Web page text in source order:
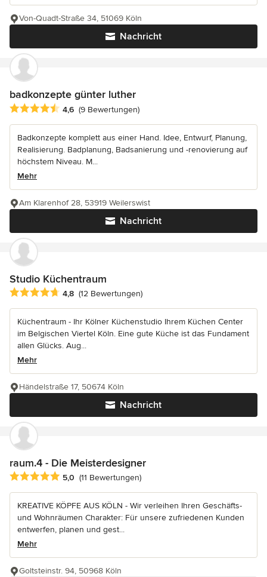
Nachricht
Von-Quadt-Straße 34, 51069 Köln
badkonzepte günter luther
Durchschnittliche Bewertung: 4.6 von 5 Sternen
4,6 (9 Bewertungen)
Badkonzepte komplett aus einer Hand. Idee, Entwurf, Planung,
Realisierung. Badplanung, Badsanierung und -renovierung auf
höchstem Niveau. M...
Mehr
Nachricht
Am Klarenhof 28, 53919 Weilerswist
Studio Küchentraum
Durchschnittliche Bewertung: 4.8 von 5 Sternen
4,8 (12 Bewertungen)
Küchentraum - Ihr Kölner Küchenstudio Ihrem Küchen Center
im Belgischen Viertel Köln. Eine gute Küche ist das Fundament
allen Glücks. Aug...
Mehr
Nachricht
Händelstraße 17, 50674 Köln
raum.4 - Die Meisterdesigner
Durchschnittliche Bewertung: 5 von 5 Sternen
5,0 (11 Bewertungen)
KREATIVE KÖPFE AUS KÖLN - Wir verleihen Ihren Geschäfts-
und Wohnräumen Charakter: Für unsere zufriedenen Kunden
entwerfen, planen und gest...
Mehr
Goltsteinstr. 94, 50968 Köln